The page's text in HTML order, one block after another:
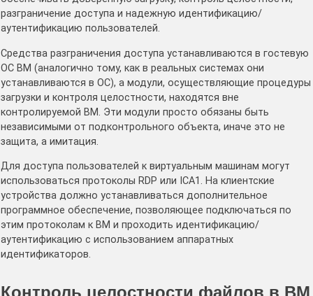
разграничение доступа и надежную идентификацию/
аутентификацию пользователей.
Средства разграничения доступа устанавливаются в гостевую
ОС ВМ (аналогично тому, как в реальных системах они
устанавливаются в ОС), а модули, осуществляющие процедуры
загрузки и контроля целостности, находятся вне
контролируемой ВМ. Эти модули просто обязаны быть
независимыми от подконтрольного объекта, иначе это не
защита, а имитация.
Для доступа пользователей к виртуальным машинам могут
использоваться протоколы RDP или ICA1. На клиентские
устройства должно устанавливаться дополнительное
программное обеспечение, позволяющее подключаться по
этим протоколам к ВМ и проходить идентификацию/
аутентификацию с использованием аппаратных
идентификаторов.